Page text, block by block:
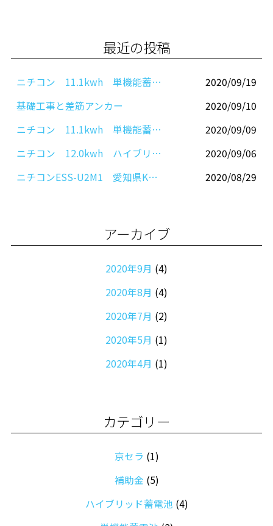
o
k
最近の投稿
ニチコン 11.1kwh 単機能蓄電システム ESS-U2M1
2020/09/19
基礎工事と差筋アンカー
2020/09/10
ニチコン 11.1kwh 単機能蓄電システム ESS-U2M1
2020/09/09
ニチコン 12.0kwh ハイブリッド蓄電システム ESS-H2L1
2020/09/06
ニチコンESS-U2M1 愛知県K様邸
2020/08/29
アーカイブ
2020年9月 (4)
2020年8月 (4)
2020年7月 (2)
2020年5月 (1)
2020年4月 (1)
カテゴリー
京セラ (1)
補助金 (5)
ハイブリッド蓄電池 (4)